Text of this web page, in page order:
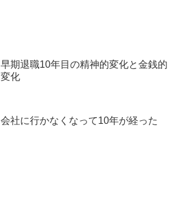
早期退職10年目の精神的変化と金銭的
変化
会社に行かなくなって10年が経った